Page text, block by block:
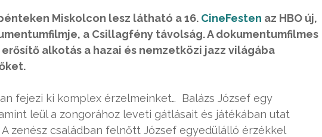
Miskolcon lesz látható a 16. CineFesten az HBO új,
a Csillagfény távolság. A dokumentumfilmes
alkotás a hazai és nemzetközi jazz világába
fejezi ki komplex érzelmeinket… Balázs József egy
leül a zongorához leveti gátlásait és játékában utat
zenész családban felnőtt József egyedülálló érzékkel